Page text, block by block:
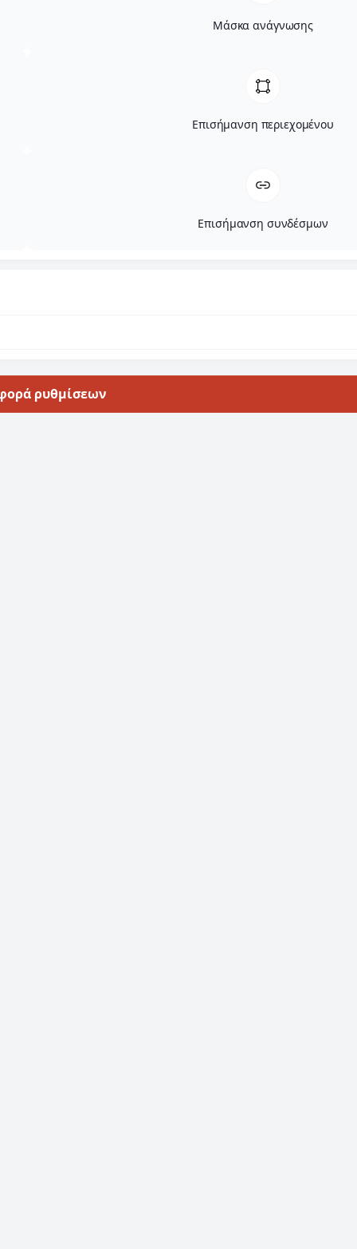
Μάσκα ανάγνωσης
Επισήμανση περιεχομένου
Επισήμανση συνδέσμων
ρυθμίσεων